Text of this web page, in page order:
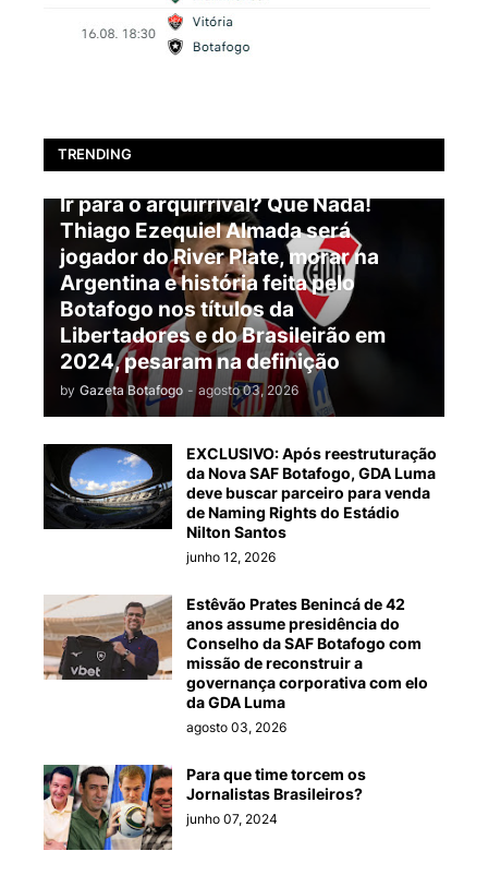
TRENDING
BOTAFOGO
Ir para o arquirrival? Que Nada!
Thiago Ezequiel Almada será
jogador do River Plate, morar na
Argentina e história feita pelo
Botafogo nos títulos da
Libertadores e do Brasileirão em
2024, pesaram na definição
by Gazeta Botafogo - agosto 03, 2026
EXCLUSIVO: Após reestruturação
da Nova SAF Botafogo, GDA Luma
deve buscar parceiro para venda
de Naming Rights do Estádio
Nilton Santos
junho 12, 2026
Estêvão Prates Benincá de 42
anos assume presidência do
Conselho da SAF Botafogo com
missão de reconstruir a
governança corporativa com elo
da GDA Luma
agosto 03, 2026
Para que time torcem os
Jornalistas Brasileiros?
junho 07, 2024